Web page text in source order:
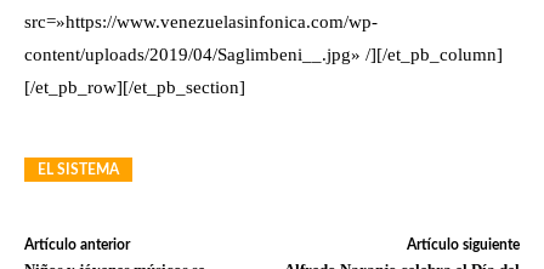
src=»https://www.venezuelasinfonica.com/wp-
content/uploads/2019/04/Saglimbeni__.jpg» /][/et_pb_column]
[/et_pb_row][/et_pb_section]
EL SISTEMA
Artículo anterior Artículo siguiente